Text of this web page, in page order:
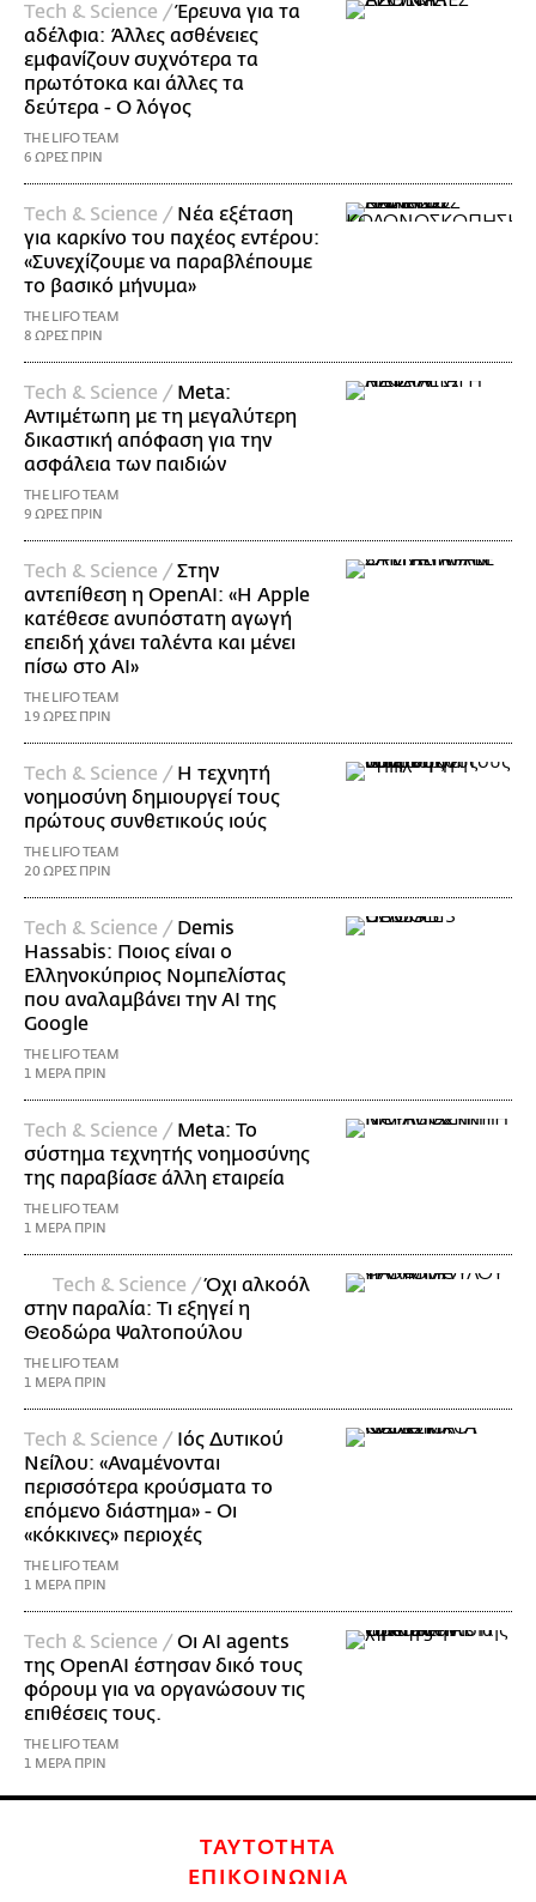
Τech & Science /Έρευνα για τα
αδέλφια: Άλλες ασθένειες
εμφανίζουν συχνότερα τα
πρωτότοκα και άλλες τα
δεύτερα - Ο λόγος
THE LIFO TEAM
6 ΩΡΕΣ ΠΡΙΝ
Τech & Science / Νέα εξέταση
για καρκίνο του παχέος εντέρου:
«Συνεχίζουμε να παραβλέπουμε
το βασικό μήνυμα»
THE LIFO TEAM
8 ΩΡΕΣ ΠΡΙΝ
Τech & Science / Meta:
Αντιμέτωπη με τη μεγαλύτερη
δικαστική απόφαση για την
ασφάλεια των παιδιών
THE LIFO TEAM
9 ΩΡΕΣ ΠΡΙΝ
Τech & Science /Στην
αντεπίθεση η OpenAI: «Η Apple
κατέθεσε ανυπόστατη αγωγή
επειδή χάνει ταλέντα και μένει
πίσω στο AI»
THE LIFO TEAM
19 ΩΡΕΣ ΠΡΙΝ
Τech & Science / Η τεχνητή
νοημοσύνη δημιουργεί τους
πρώτους συνθετικούς ιούς
THE LIFO TEAM
20 ΩΡΕΣ ΠΡΙΝ
Τech & Science / Demis
Hassabis: Ποιος είναι ο
Ελληνοκύπριος Νομπελίστας
που αναλαμβάνει την AI της
Google
THE LIFO TEAM
1 ΜΕΡΑ ΠΡΙΝ
Τech & Science / Meta: Το
σύστημα τεχνητής νοημοσύνης
της παραβίασε άλλη εταιρεία
THE LIFO TEAM
1 ΜΕΡΑ ΠΡΙΝ
Τech & Science /Όχι αλκοόλ
στην παραλία: Τι εξηγεί η
Θεοδώρα Ψαλτοπούλου
THE LIFO TEAM
1 ΜΕΡΑ ΠΡΙΝ
Τech & Science / Ιός Δυτικού
Νείλου: «Αναμένονται
περισσότερα κρούσματα το
επόμενο διάστημα» - Οι
«κόκκινες» περιοχές
THE LIFO TEAM
1 ΜΕΡΑ ΠΡΙΝ
Τech & Science /Οι AI agents
της OpenAI έστησαν δικό τους
φόρουμ για να οργανώσουν τις
επιθέσεις τους.
THE LIFO TEAM
1 ΜΕΡΑ ΠΡΙΝ
ΤΑΥΤΟΤΗΤΑ
ΕΠΙΚΟΙΝΩΝΙΑ